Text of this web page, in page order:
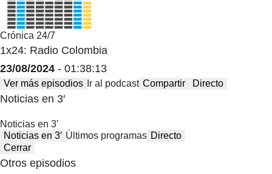
Crónica 24/7
1x24: Radio Colombia
23/08/2024 - 01:38:13
Ver más episodios Ir al podcast Compartir Directo
Noticias en 3′
Noticias en 3′
Noticias en 3′ Últimos programas Directo
Cerrar
Otros episodios